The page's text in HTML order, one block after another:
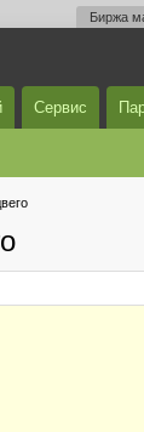
Биржа
Сервис